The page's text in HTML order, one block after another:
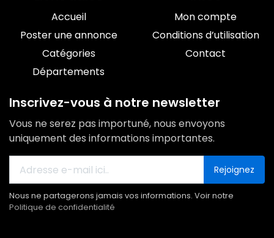
Accueil
Poster une annonce
Catégories
Départements
Mon compte
Conditions d’utilisation
Contact
Inscrivez-vous à notre newsletter
Vous ne serez pas importuné, nous envoyons
uniquement des informations importantes.
Rejoignez
Nous ne partagerons jamais vos informations. Voir notre
Politique de confidentialité